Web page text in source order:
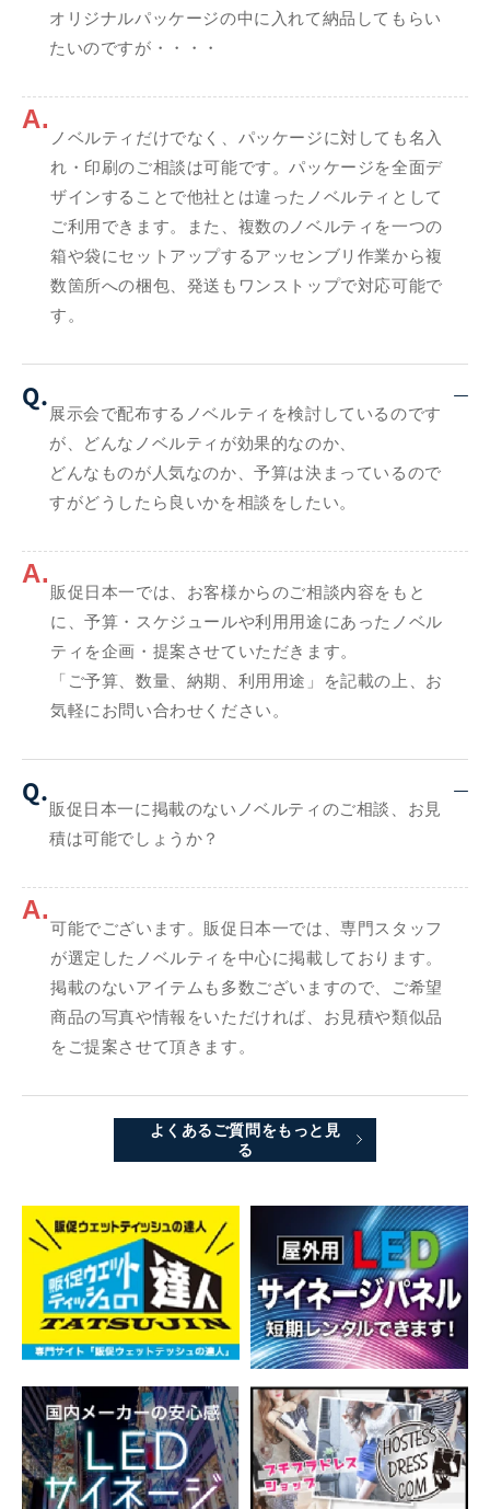
オリジナルパッケージの中に入れて納品してもらい
たいのですが・・・・
A.
ノベルティだけでなく、パッケージに対しても名入
れ・印刷のご相談は可能です。パッケージを全面デ
ザインすることで他社とは違ったノベルティとして
ご利用できます。また、複数のノベルティを一つの
箱や袋にセットアップするアッセンブリ作業から複
数箇所への梱包、発送もワンストップで対応可能で
す。
Q.
展示会で配布するノベルティを検討しているのです
が、どんなノベルティが効果的なのか、
どんなものが人気なのか、予算は決まっているので
すがどうしたら良いかを相談をしたい。
A.
販促日本一では、お客様からのご相談内容をもと
に、予算・スケジュールや利用用途にあったノベル
ティを企画・提案させていただきます。
「ご予算、数量、納期、利用用途」を記載の上、お
気軽にお問い合わせください。
Q.
販促日本一に掲載のないノベルティのご相談、お見
積は可能でしょうか？
A.
可能でございます。販促日本一では、専門スタッフ
が選定したノベルティを中心に掲載しております。
掲載のないアイテムも多数ございますので、ご希望
商品の写真や情報をいただければ、お見積や類似品
をご提案させて頂きます。
よくあるご質問をもっと見
る